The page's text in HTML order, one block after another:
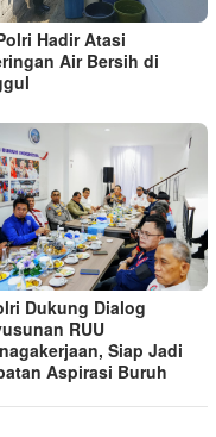
Hadir Atasi
Air Bersih di
Dukung Dialog
RUU
Siap Jadi
Aspirasi Buruh